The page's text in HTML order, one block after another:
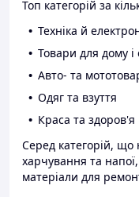
Топ категорій за
Техніка й
Товари для дому і
Авто- та
Одяг та взуття
Краса та здоров'я
Серед категорій, що
харчування та
матеріали для